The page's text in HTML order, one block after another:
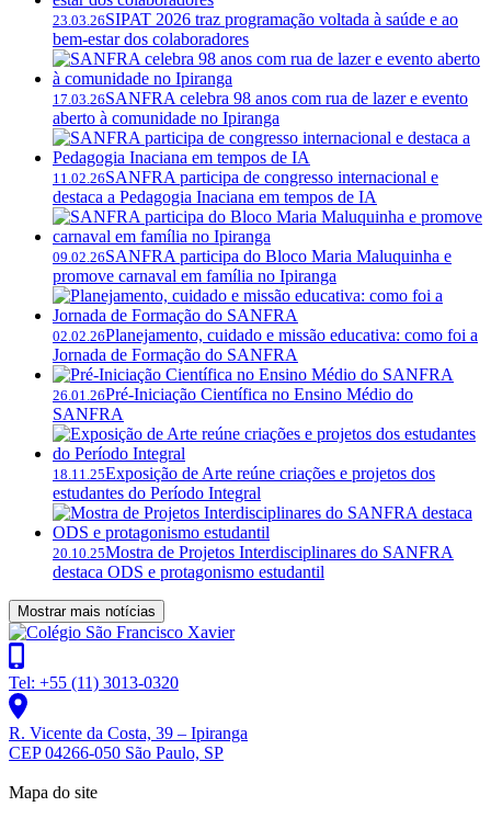
23.03.26SIPAT 2026 traz programação voltada à saúde e ao
bem-estar dos colaboradores
17.03.26SANFRA celebra 98 anos com rua de lazer e evento
aberto à comunidade no Ipiranga
11.02.26SANFRA participa de congresso internacional e
destaca a Pedagogia Inaciana em tempos de IA
09.02.26SANFRA participa do Bloco Maria Maluquinha e
promove carnaval em família no Ipiranga
02.02.26Planejamento, cuidado e missão educativa: como foi a
Jornada de Formação do SANFRA
26.01.26Pré-Iniciação Científica no Ensino Médio do
SANFRA
18.11.25Exposição de Arte reúne criações e projetos dos
estudantes do Período Integral
20.10.25Mostra de Projetos Interdisciplinares do SANFRA
destaca ODS e protagonismo estudantil
Mostrar mais notícias
Tel: +55 (11) 3013-0320
R. Vicente da Costa, 39 – Ipiranga
CEP 04266-050 São Paulo, SP
Mapa do site